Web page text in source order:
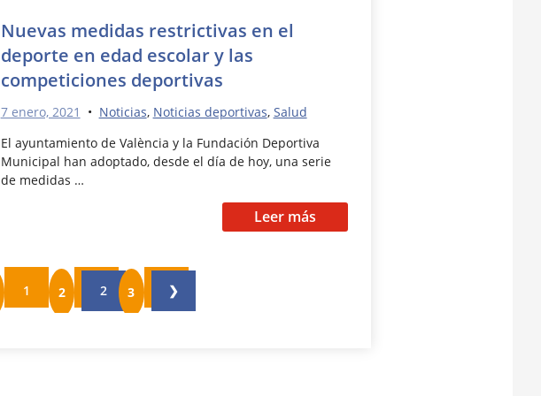
Nuevas medidas restrictivas en el
deporte en edad escolar y las
competiciones deportivas
7 enero, 2021 • Noticias, Noticias deportivas, Salud
El ayuntamiento de València y la Fundación Deportiva
Municipal han adoptado, desde el día de hoy, una serie
de medidas …
Leer más
1 2 ❯